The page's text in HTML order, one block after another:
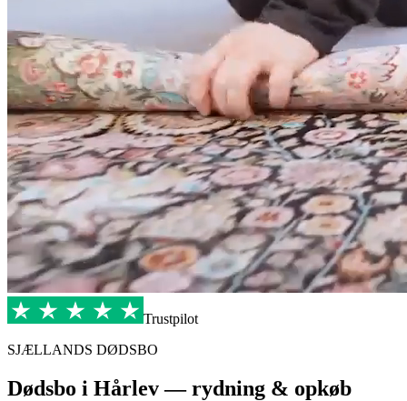
Trustpilot
SJÆLLANDS DØDSBO
Dødsbo i Hårlev — rydning & opkøb